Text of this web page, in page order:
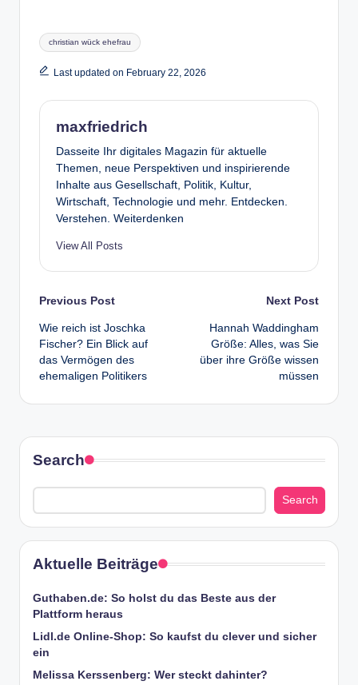
Tags:
christian wück ehefrau
Last updated on February 22, 2026
maxfriedrich
Dasseite Ihr digitales Magazin für aktuelle
Themen, neue Perspektiven und inspirierende
Inhalte aus Gesellschaft, Politik, Kultur,
Wirtschaft, Technologie und mehr. Entdecken.
Verstehen. Weiterdenken
View All Posts
Post
navigation
Previous Post
Wie reich ist Joschka
Fischer? Ein Blick auf
das Vermögen des
ehemaligen Politikers
Next Post
Hannah Waddingham
Größe: Alles, was Sie
über ihre Größe wissen
müssen
Search
Search
Aktuelle Beiträge
Guthaben.de: So holst du das Beste aus der
Plattform heraus
Lidl.de Online-Shop: So kaufst du clever und sicher
ein
Melissa Kerssenberg: Wer steckt dahinter?